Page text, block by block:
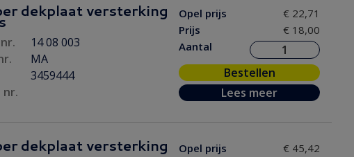
dekplaat versterking
14 08 003
MA
3459444
nr.
Opel prijs
€ 22,71
Prijs
€ 18,00
Aantal
Bestellen
Lees meer
dekplaat versterking Opel prijs
€ 45,42